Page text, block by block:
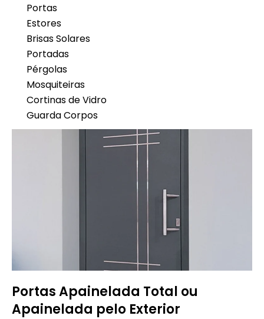
Portas
Estores
Brisas Solares
Portadas
Pérgolas
Mosquiteiras
Cortinas de Vidro
Guarda Corpos
Portas Apainelada Total ou
Apainelada pelo Exterior